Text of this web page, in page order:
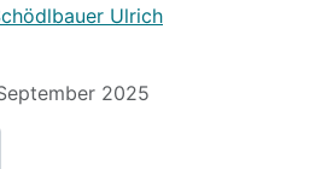
Ulrich
2025